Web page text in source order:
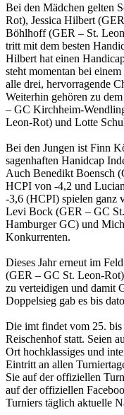
Bei den Mädchen gelten
Rot), Jessica Hilbert
Böhlhoff (GER – St.
tritt mit dem besten
Hilbert hat einen
steht momentan bei
alle drei, hervorragende
Weiterhin gehören zu
– GC Kirchheim-
Leon-Rot) und Lotte
Bei den Jungen ist Finn
sagenhaften Hanidcap
Auch Benedikt Boensch
HCPI von -4,2 und
-3,6 (HCPI) spielen ganz
Levi Bock (GER – GC
Hamburger GC) und
Konkurrenten.
Dieses Jahr erneut im
(GER – GC St. Leon-
zu verteidigen und damit
Doppelsieg gab es bis
Die imt findet vom 25.
Reischenhof statt. Seien
Ort hochklassiges und
Eintritt an allen
Sie auf der offiziellen
auf der offiziellen
Turniers täglich aktuelle